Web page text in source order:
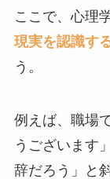
ここで、心理
現実を認識す
う。
例えば、職場
うございます
辞だろう」と